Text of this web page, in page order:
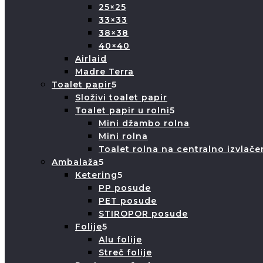
25×25
33×33
38×38
40×40
Airlaid
Madre Terra
Toalet papir
Složivi toalet papir
Toalet papir u rolni
Mini džambo rolna
Mini rolna
Toalet rolna na centralno
Ambalaža
Ketering
PP posude
PET posude
STIROPOR posude
Folije
Alu folije
Streč folije